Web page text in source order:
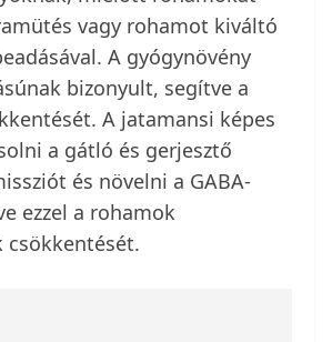
vagy rohamot kiváltó
A gyógynövény
bizonyult, segítve a
A jatamansi képes
a gátló és gerjesztő
és növelni a GABA-
ezzel a rohamok
csökkentését.